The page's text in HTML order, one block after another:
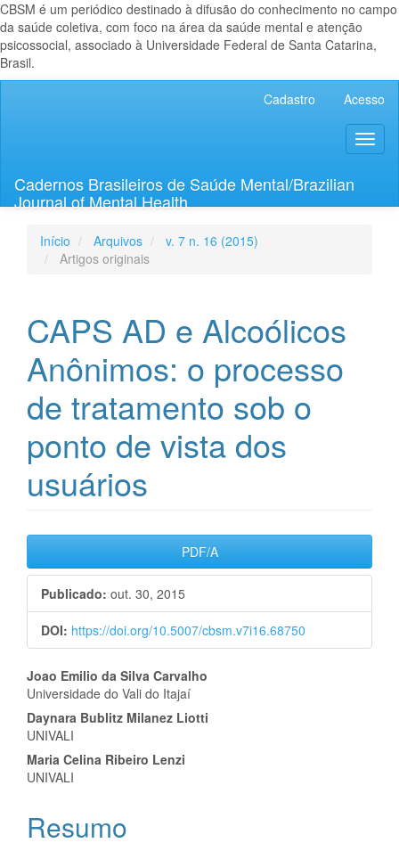
CBSM é um periódico destinado à difusão do conhecimento no campo
da saúde coletiva, com foco na área da saúde mental e atenção
psicossocial, associado à Universidade Federal de Santa Catarina,
Brasil.
Lateral
Cadastro Acesso
Cadernos Brasileiros de Saúde Mental/Brazilian
Journal of Mental Health
Início Arquivos
v. 7 n. 16 (2015)
Artigos originais
CAPS AD e Alcoólicos
Anônimos: o processo
de tratamento sob o
ponto de vista dos
usuários
Barra
lateral
de
artigos
PDF/A
Publicado: out. 30, 2015
DOI: https://doi.org/10.5007/cbsm.v7i16.68750
Conteúdo
do
artigo
principal
Joao Emilio da Silva Carvalho
Universidade do Vali do Itajaí
Daynara Bublitz Milanez Liotti
UNIVALI
Maria Celina Ribeiro Lenzi
UNIVALI
Resumo